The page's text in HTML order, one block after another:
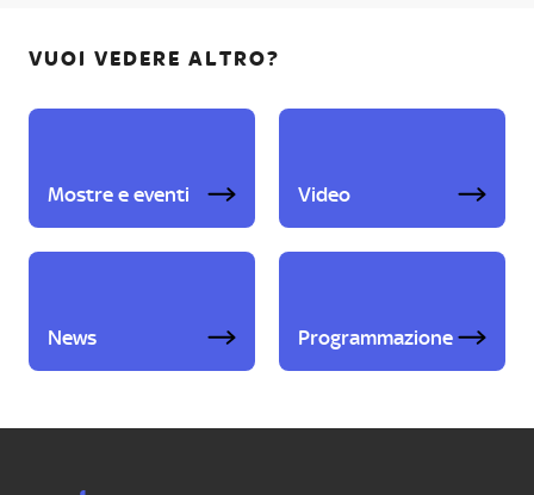
VUOI VEDERE ALTRO?
Mostre e eventi Video
News Programmazione